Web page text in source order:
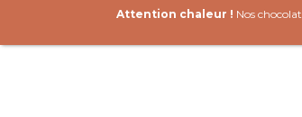
Attention chaleur ! Nos